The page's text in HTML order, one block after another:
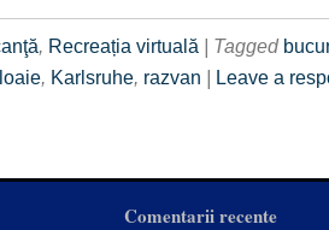
, Recreația virtuală | Tagged
, Karlsruhe, razvan | Leave a
Comentarii recente